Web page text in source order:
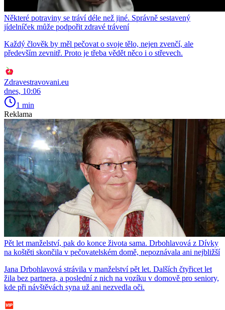
Některé potraviny se tráví déle než jiné. Správně sestavený
jídelníček může podpořit zdravé trávení
Každý člověk by měl pečovat o svoje tělo, nejen zvenčí, ale
především zevnitř. Proto je třeba vědět něco i o střevech.
Zdravestravovani.eu
dnes, 10:06
1 min
Reklama
Pět let manželství, pak do konce života sama. Drbohlavová z Dívky
na koštěti skončila v pečovatelském domě, nepoznávala ani nejbližší
Jana Drbohlavová strávila v manželství pět let. Dalších čtyřicet let
žila bez partnera, a poslední z nich na vozíku v domově pro seniory,
kde při návštěvách syna už ani nezvedla oči.